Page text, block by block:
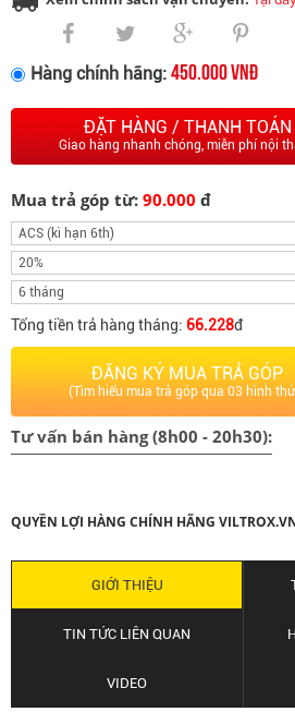
Hàng chính hãng: 450.000 VNĐ
ĐẶT HÀNG / THANH TOÁN
Giao hàng nhanh chóng, miễn phí nội
Mua trả góp từ: 90.000 đ
Tổng tiền trả hàng tháng: 66.228đ
ĐĂNG KÝ MUA TRẢ GÓP
(Tìm hiểu mua trả góp qua 03 hình
Tư vấn bán hàng (8h00 - 20h30):
QUYỀN LỢI HÀNG CHÍNH HÃNG
GIỚI THIỆU
TIN TỨC LIÊN QUAN
VIDEO